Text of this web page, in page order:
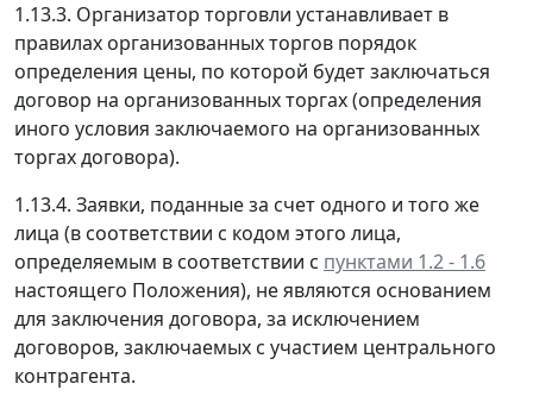
1.13.3. Организатор торговли устанавливает в
правилах организованных торгов порядок
определения цены, по которой будет заключаться
договор на организованных торгах (определения
иного условия заключаемого на организованных
торгах договора).
1.13.4. Заявки, поданные за счет одного и того же
лица (в соответствии с кодом этого лица,
определяемым в соответствии с пунктами 1.2 - 1.6
настоящего Положения), не являются основанием
для заключения договора, за исключением
договоров, заключаемых с участием центрального
контрагента.